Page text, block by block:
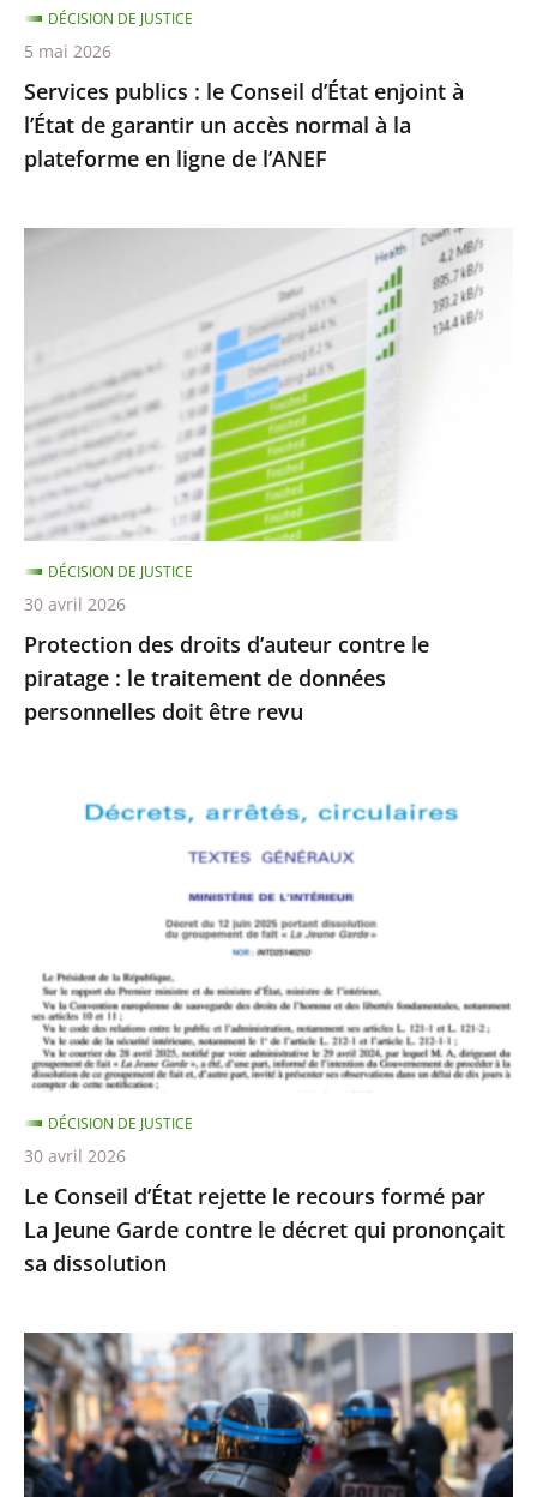
garantir
un
accès
normal
à
plateforme
Services publics : le Conseil d’État enjoint à
l’État de garantir un accès normal à la
plateforme en ligne de l’ANEF
DÉCISION DE JUSTICE
5 mai 2026
Protection
le
piratage
:
le
traitement
de
données
personnelles
doit
être
Protection des droits d’auteur contre le
piratage : le traitement de données
personnelles doit être revu
DÉCISION DE JUSTICE
30 avril 2026
Conseil
formé
par
La
Jeune
Garde
contre
le
décret
qui
sa
dissolution
Le Conseil d’État rejette le recours formé par
La Jeune Garde contre le décret qui prononçait
sa dissolution
DÉCISION DE JUSTICE
30 avril 2026
Identification
individuelle
des
policiers
et